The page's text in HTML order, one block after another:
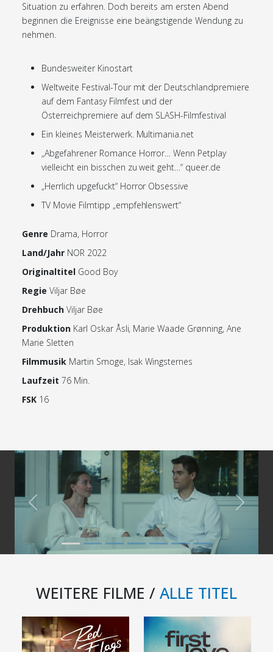
Situation zu erfahren. Doch bereits am ersten Abend
beginnen die Ereignisse eine beängstigende Wendung zu
nehmen.
Bundesweiter Kinostart
Weltweite Festival-Tour mit der Deutschlandpremiere
auf dem Fantasy Filmfest und der
Österreichpremiere auf dem SLASH-Filmfestival
Ein kleines Meisterwerk. Multimania.net
„Abgefahrener Romance Horror… Wenn Petplay
vielleicht ein bisschen zu weit geht…“ queer.de
„Herrlich upgefuckt“ Horror Obsessive
TV Movie Filmtipp „empfehlenswert“
Genre Drama, Horror
Land/Jahr NOR 2022
Originaltitel Good Boy
Regie Viljar Bøe
Drehbuch Viljar Bøe
Produktion Karl Oskar Åsli, Marie Waade Grønning, Ane
Marie Sletten
Filmmusik Martin Smoge, Isak Wingsternes
Laufzeit 76 Min.
FSK 16
Previous Next
WEITERE FILME / ALLE TITEL